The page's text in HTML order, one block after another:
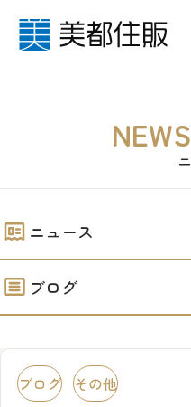
「メリハリ」
ニュース
ブログ
ブログ その他